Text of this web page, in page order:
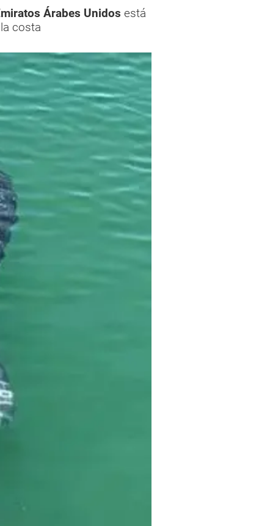
Árabes Unidos está
costa